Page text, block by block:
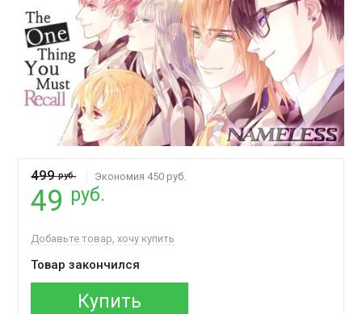
499руб. Экономия 450 руб.
49 руб.
Добавьте товар, хочу купить
Товар закончился
Купить